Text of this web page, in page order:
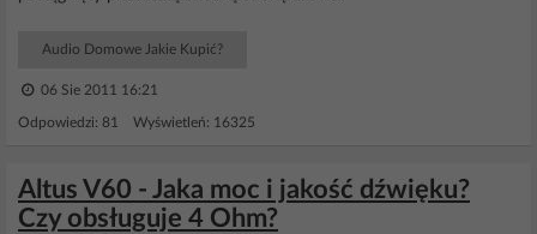
Audio Domowe Jakie Kupić?
06 Sie 2011 16:21
Odpowiedzi: 81 Wyświetleń: 16325
Altus V60 - Jaka moc i jakość dźwięku?
Czy obsługuje 4 Ohm?